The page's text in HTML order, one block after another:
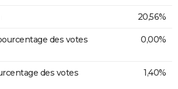
20,56%
des votes
0,00%
des votes
1,40%